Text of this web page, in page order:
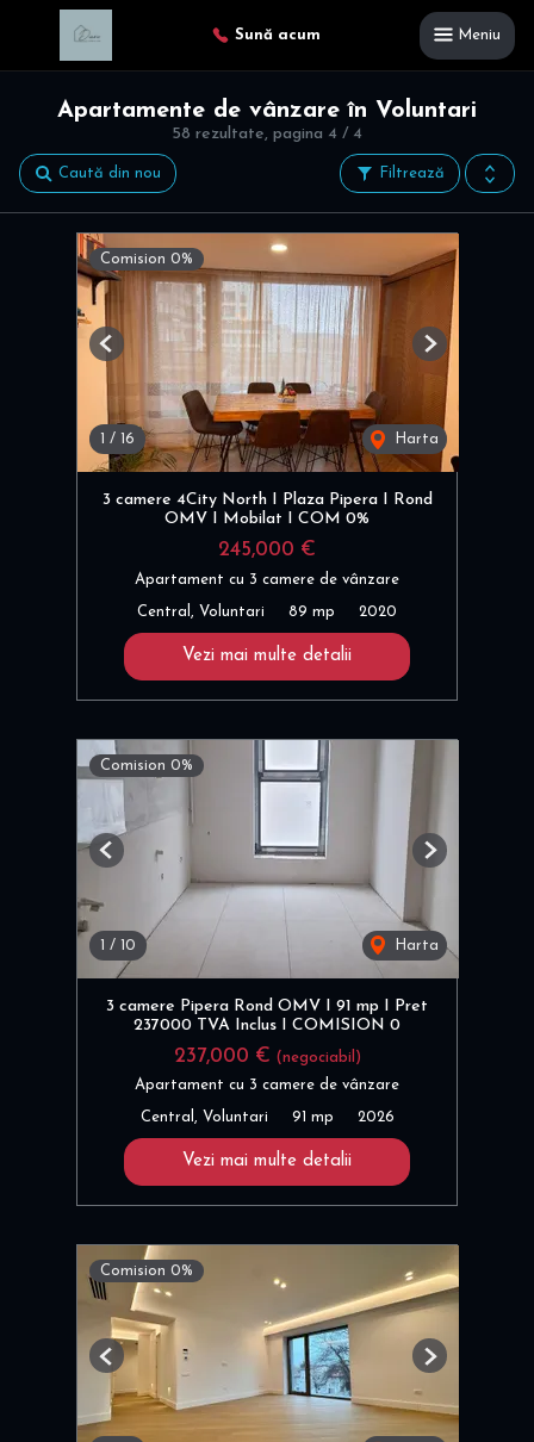
Sună acum Meniu
58 rezultate, pagina 4 / 4
Apartamente de vânzare în Voluntari
Filtrează
Caută din nou
Comision 0%
1 / 16 Harta
Previous Next
3 camere 4City North I Plaza Pipera I Rond
OMV I Mobilat I COM 0%
245,000 €
Apartament cu 3 camere de vânzare
Central, Voluntari 89 mp 2020
Vezi mai multe detalii
Comision 0%
1 / 10 Harta
Previous Next
3 camere Pipera Rond OMV I 91 mp I Pret
237000 TVA Inclus I COMISION 0
237,000 € (negociabil)
Apartament cu 3 camere de vânzare
Central, Voluntari 91 mp 2026
Vezi mai multe detalii
Comision 0%
Previous Next